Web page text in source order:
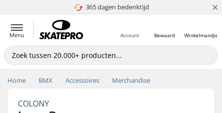
365 dagen bedenktijd
4.8 van 5 ×
Menu Winkelmandje
Bewaard
Account
Home BMX Accessoires Merchandise
COLONY